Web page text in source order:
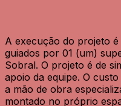
A execução do projeto
guiados por 01 (um)
Sobral. O projeto é de
apoio da equipe. O
a mão de obra
montado no próprio